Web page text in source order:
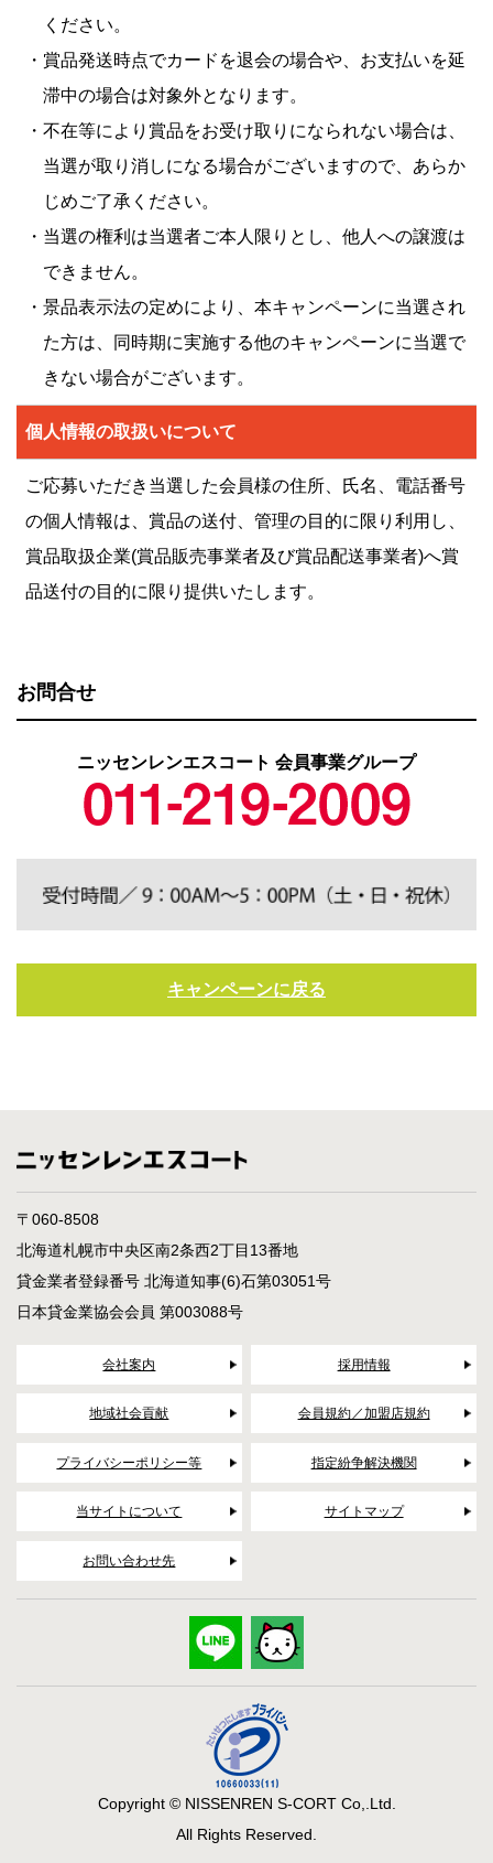
ください。
・賞品発送時点でカードを退会の場合や、お支払いを延
滞中の場合は対象外となります。
・不在等により賞品をお受け取りになられない場合は、
当選が取り消しになる場合がございますので、あらか
じめご了承ください。
・当選の権利は当選者ご本人限りとし、他人への譲渡は
できません。
・景品表示法の定めにより、本キャンペーンに当選され
た方は、同時期に実施する他のキャンペーンに当選で
きない場合がございます。
個人情報の取扱いについて
ご応募いただき当選した会員様の住所、氏名、電話番号
の個人情報は、賞品の送付、管理の目的に限り利用し、
賞品取扱企業(賞品販売事業者及び賞品配送事業者)へ賞
品送付の目的に限り提供いたします。
お問合せ
ニッセンレンエスコート 会員事業グループ
キャンペーンに戻る
〒060-8508
北海道札幌市中央区南2条西2丁目13番地
貸金業者登録番号 北海道知事(6)石第03051号
日本貸金業協会会員 第003088号
会社案内 採用情報
地域社会貢献 会員規約／加盟店規約
プライバシーポリシー等 指定紛争解決機関
当サイトについて サイトマップ
お問い合わせ先
Copyright © NISSENREN S-CORT Co,.Ltd.
All Rights Reserved.